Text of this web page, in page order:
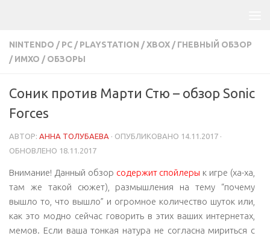
NINTENDO / PC / PLAYSTATION /XBOX / ГНЕВНЫЙ ОБЗОР
/ ИМХО / ОБЗОРЫ
Соник против Марти Стю – обзор Sonic
Forces
АВТОР: АННА ТОЛУБАЕВА · ОПУБЛИКОВАНО 14.11.2017 ·
ОБНОВЛЕНО 18.11.2017
Внимание! Данный обзор содержит спойлеры к игре (ха-ха,
там же такой сюжет), размышления на тему “почему
вышло то, что вышло” и огромное количество шуток или,
как это модно сейчас говорить в этих ваших интернетах,
мемов. Если ваша тонкая натура не согласна мириться с